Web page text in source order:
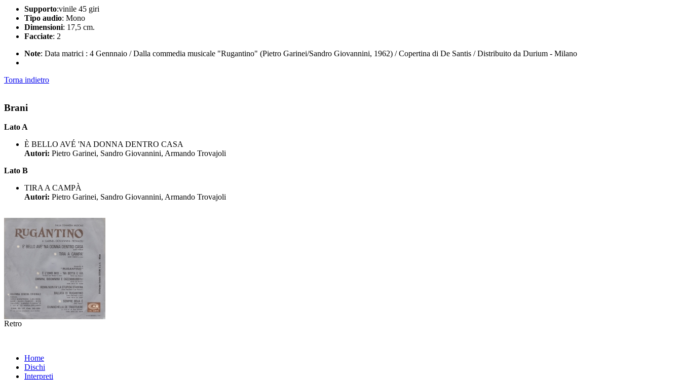
Supporto:vinile 45 giri
Tipo audio: Mono
Dimensioni: 17,5 cm.
Facciate: 2
Note: Data matrici : 4 Gennnaio / Dalla commedia musicale "Rugantino" (Pietro Garinei/Sandro Giovannini, 1962) / Copertina di De Santis / Distribuito da Durium - Milano
Torna indietro
Brani
Lato A
È BELLO AVÉ 'NA DONNA DENTRO CASA
Autori: Pietro Garinei, Sandro Giovannini, Armando Trovajoli
Lato B
TIRA A CAMPÀ
Autori: Pietro Garinei, Sandro Giovannini, Armando Trovajoli
Retro
Home
Dischi
Interpreti